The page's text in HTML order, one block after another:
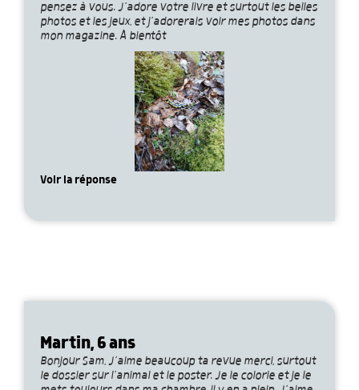
pensez à vous. J’adore votre livre et surtout les belles
photos et les jeux, et j’adorerais voir mes photos dans
mon magazine. À bientôt
Voir la réponse
Martin, 6 ans
Bonjour Sam, J’aime beaucoup ta revue merci, surtout
le dossier sur l’animal et le poster. Je le colorie et je le